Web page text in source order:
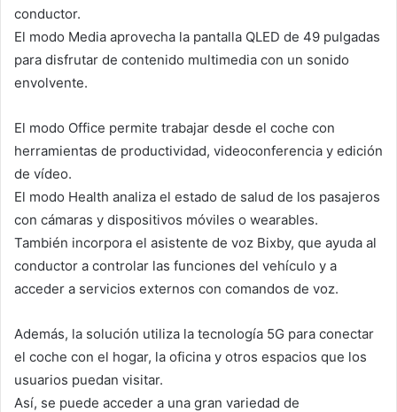
conductor.
El modo Media aprovecha la pantalla QLED de 49 pulgadas
para disfrutar de contenido multimedia con un sonido
envolvente.
El modo Office permite trabajar desde el coche con
herramientas de productividad, videoconferencia y edición
de vídeo.
El modo Health analiza el estado de salud de los pasajeros
con cámaras y dispositivos móviles o wearables.
También incorpora el asistente de voz Bixby, que ayuda al
conductor a controlar las funciones del vehículo y a
acceder a servicios externos con comandos de voz.
Además, la solución utiliza la tecnología 5G para conectar
el coche con el hogar, la oficina y otros espacios que los
usuarios puedan visitar.
Así, se puede acceder a una gran variedad de